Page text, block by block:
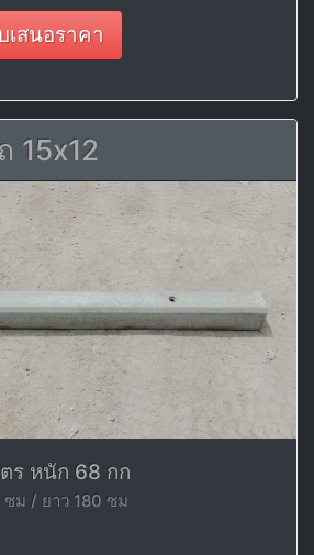
เสนอราคา
15x12
ตร หนัก 68 กก
ซม / ยาว 180 ซม